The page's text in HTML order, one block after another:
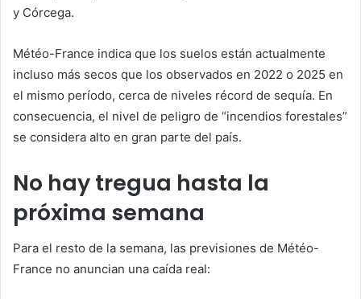
y Córcega.
Météo-France indica que los suelos están actualmente
incluso más secos que los observados en 2022 o 2025 en
el mismo período, cerca de niveles récord de sequía. En
consecuencia, el nivel de peligro de “incendios forestales”
se considera alto en gran parte del país.
No hay tregua hasta la
próxima semana
Para el resto de la semana, las previsiones de Météo-
France no anuncian una caída real: